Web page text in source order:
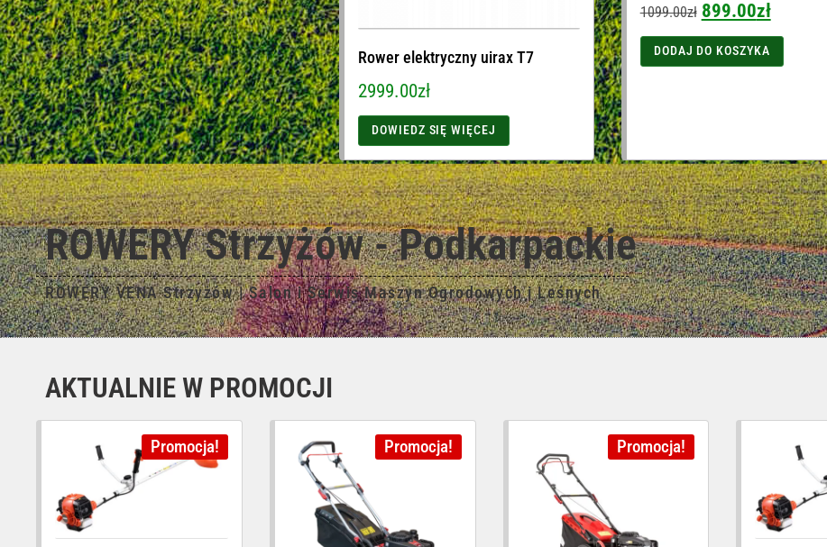
Rower elektryczny uirax T7
2999.00zł
DOWIEDZ SIĘ WIĘCEJ
1099.00zł 899.00zł
DODAJ DO KOSZYKA
ROWERY Strzyżów - Podkarpackie
ROWERY VENA Strzyżów | Salon i Serwis Maszyn Ogrodowych i Leśnych
AKTUALNIE W PROMOCJI
Promocja! Promocja! Promocja!